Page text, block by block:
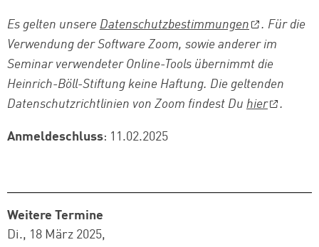
Es gelten unsere Datenschutzbestimmungen
. Für die
Verwendung der Software Zoom, sowie anderer im
Seminar verwendeter Online-Tools übernimmt die
Heinrich-Böll-Stiftung keine Haftung. Die geltenden
Datenschutzrichtlinien von Zoom findest Du hier .
Anmeldeschluss: 11.02.2025
Weitere Termine
Di., 18 März 2025